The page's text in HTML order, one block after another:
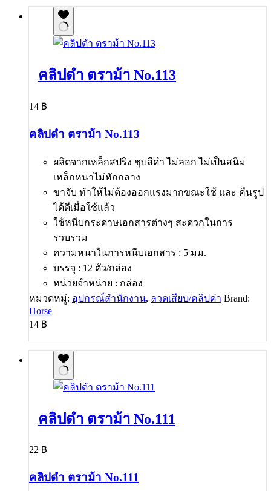
คลิปดำ ตราม้า No.113
14 ฿
คลิปดำ ตราม้า No.113
ผลิตจากเหล็กสปริง ชุบสีดำ ไม่ลอก ไม่เป็นสนิม
เหล็กหนาไม่หักกลาง
ขาจับ ทำให้ไม่ต้องออกแรงมากขณะใช้ และ คืนรูป
ได้ดีเมื่อใช้แล้ว
ใช้หนีบกระดาษเอกสารต่างๆ สะดวกในการ
รวบรวม
ความหนาในการหนีบเอกสาร : 5 มม.
บรรจุ : 12 ตัว/กล่อง
หน่วยจำหน่าย : กล่อง
หมวดหมู่: อุปกรณ์สำนักงาน, ลวดเสียบ/คลิปดำ Brand:
Horse
14 ฿
คลิปดำ ตราม้า No.111
22 ฿
คลิปดำ ตราม้า No.111